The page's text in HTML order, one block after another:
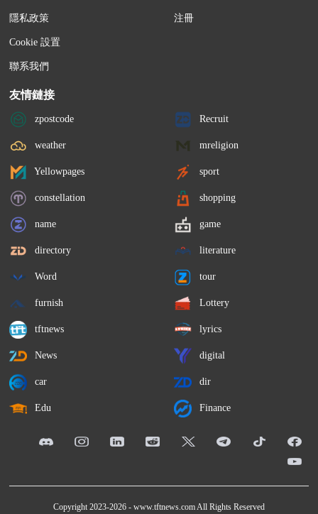
隱私政策
Cookie 設置
聯系我們
注冊
友情鏈接
zpostcode Recruit
weather mreligion
Yellowpages sport
constellation shopping
name game
directory literature
Word tour
furnish Lottery
tftnews lyrics
News digital
car dir
Edu Finance
Copyright 2023-2026 - www.tftnews.comAll Rights Reserved